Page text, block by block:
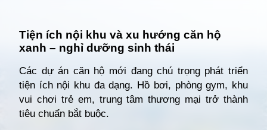
Tiện ích nội khu và xu hướng căn hộ
xanh – nghỉ dưỡng sinh thái
Các dự án căn hộ mới đang chú trọng phát triển
tiện ích nội khu đa dạng. Hồ bơi, phòng gym, khu
vui chơi trẻ em, trung tâm thương mại trở thành
tiêu chuẩn bắt buộc.